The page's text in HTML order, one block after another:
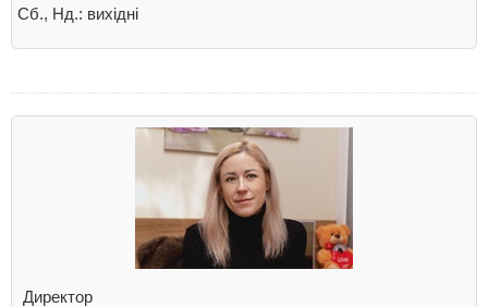
Сб., Нд.: вихідні
Директор